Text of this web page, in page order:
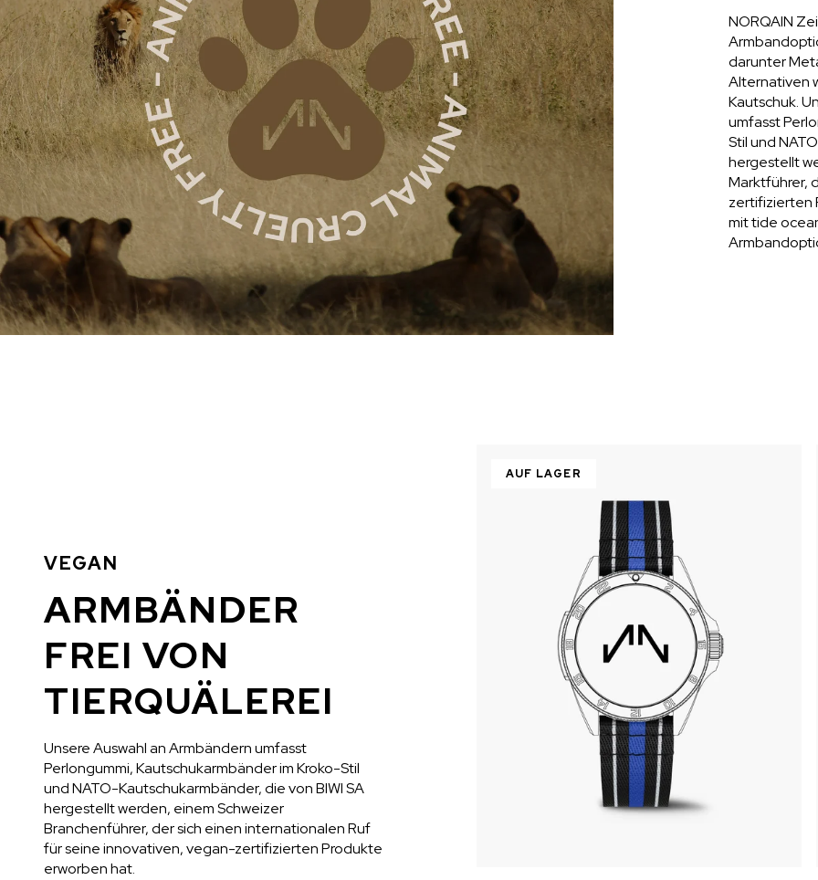
NORQAIN
darunter
Alternativen
Kautschuk.
umfasst
Stil und
hergestellt
Marktführer,
zertifizierten
mit tide
VEGAN
ARMBÄNDER
FREI VON
TIERQUÄLEREI
Unsere Auswahl an Armbändern umfasst
Perlongummi, Kautschukarmbänder im Kroko-Stil
und NATO-Kautschukarmbänder, die von BIWI SA
hergestellt werden, einem Schweizer
Branchenführer, der sich einen internationalen Ruf
für seine innovativen, vegan-zertifizierten Produkte
erworben hat.
AUF LAGER